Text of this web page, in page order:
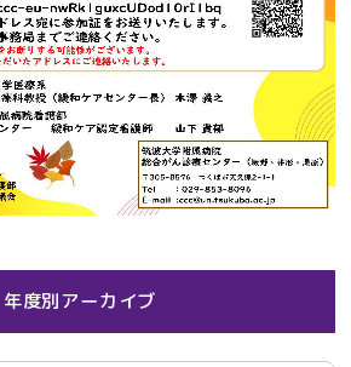
年度別アーカイブ